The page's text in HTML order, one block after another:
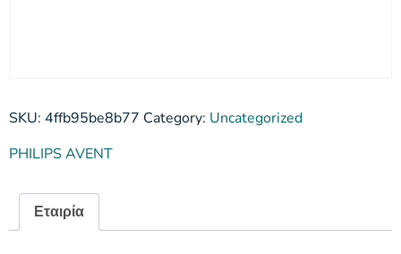
SKU: 4ffb95be8b77 Category: Uncategorized
PHILIPS AVENT
Εταιρία